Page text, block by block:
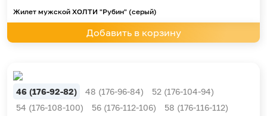
Жилет мужской ХОЛТИ "Рубин" (серый)
Добавить в корзину
46 (176-92-82) 48 (176-96-84)
52 (176-104-94)
54 (176-108-100)
56 (176-112-106)
58 (176-116-112)